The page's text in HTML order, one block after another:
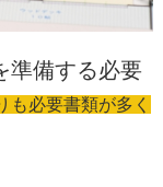
準備する必要
も必要書類が多く